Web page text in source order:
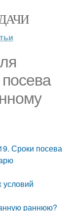
Сроки посева
условий
раннюю?